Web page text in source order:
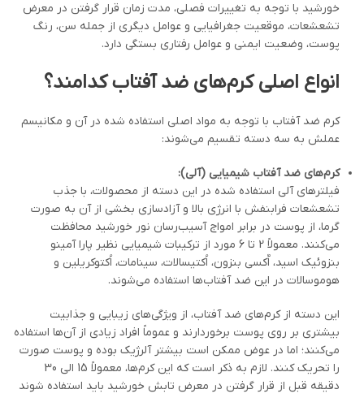
خورشید با توجه به تغییرات فصلی، مدت زمان قرار گرفتن در معرض
تشعشعات، موقعیت جغرافیایی و عوامل دیگری از جمله سن، رنگ
پوست، وضعیت ایمنی و عوامل رفتاری بستگی دارد.
انواع اصلی کرم‌های ضد آفتاب کدامند؟
کرم‌ ضد آفتاب با توجه به مواد اصلی استفاده شده در آن‌ و مکانیسم
عملش به سه دسته تقسیم می‌شوند:
کرم‌های ضد آفتاب شیمیایی (آلی):
فیلترهای آلی استفاده شده در این دسته از محصولات، با جذب
تشعشعات فرابنفش با انرژی بالا و آزادسازی بخشی از آن به صورت
گرما، از پوست در برابر امواج آسیب‌رسان نور خورشید محافظت
می‌کنند. معمولاً 2 تا 6 مورد از ترکیبات شیمیایی نظیر پارا آمینو
بنزوئیک اسید، اٌکسی بنزون، اُکتیسالات، سینامات، اُکتوکریلین و
هوموسالات در این ضد آفتاب‌ها استفاده می‌شوند.
این دسته از کرم‌های ضد آفتاب، از ویژگی‌های زیبایی و جذابیت
بیشتری بر روی پوست برخوردارند و عموماً افراد زیادی از آن‌ها استفاده
می‌کنند؛ اما در عوض ممکن است بیشتر آلرژیک بوده و پوست صورت
را تحریک کنند. لازم به ذکر است که این کرم‌ها، معمولاً 15 الی 30
دقیقه قبل از قرار گرفتن در معرض تابش خورشید باید استفاده شوند